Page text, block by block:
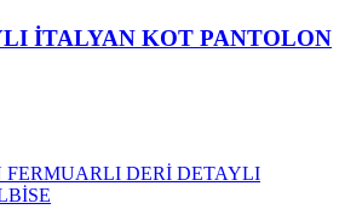
İTALYAN KOT PANTOLON